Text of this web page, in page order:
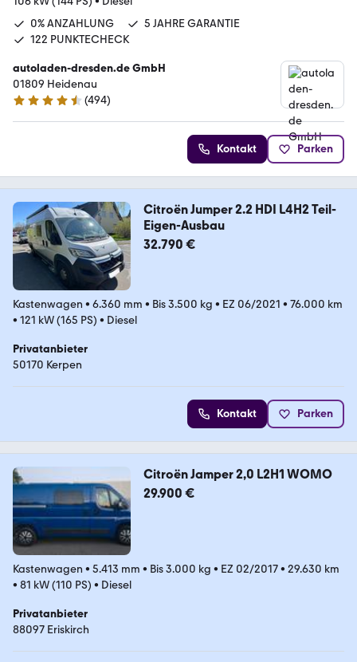
0% ANZAHLUNG
5 JAHRE GARANTIE
122 PUNKTECHECK
autoladen-dresden.de GmbH
01809 Heidenau
4.5 Sterne
(494)
Kontakt Parken
Citroën Jumper 2.2 HDI L4H2 Teil-
Eigen-Ausbau
32.790 €
Kastenwagen • 6.360 mm • Bis 3.500 kg • EZ 06/2021 • 76.000 km
• 121 kW (165 PS) • Diesel
Privatanbieter
50170 Kerpen
Kontakt Parken
Citroën Jamper 2,0 L2H1 WOMO
29.900 €
Kastenwagen • 5.413 mm • Bis 3.000 kg • EZ 02/2017• 29.630 km
• 81 kW (110 PS) • Diesel
Privatanbieter
88097 Eriskirch